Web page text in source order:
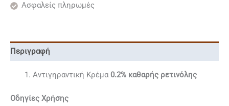
Ασφαλείς πληρωμές
Περιγραφή
Αντιγηραντική Κρέμα 0.2% καθαρής ρετινόλης
Οδηγίες Χρήσης